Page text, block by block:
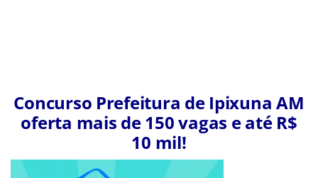
Concurso Prefeitura de Ipixuna AM
oferta mais de 150 vagas e até R$
10 mil!